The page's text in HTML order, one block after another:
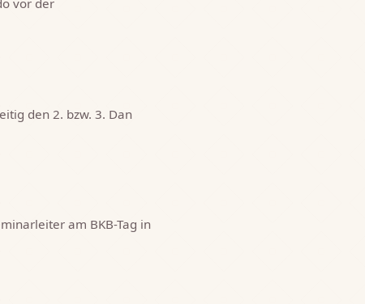
den 2. bzw. 3. Dan
am BKB-Tag in